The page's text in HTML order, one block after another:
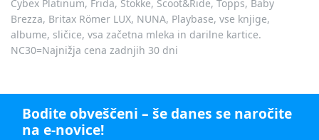
Cybex Platinum, Frida, Stokke, Scoot&Ride, Topps, Baby
Brezza, Britax Römer LUX, NUNA, Playbase, vse knjige,
albume, sličice, vsa začetna mleka in darilne kartice.
NC30=Najnižja cena zadnjih 30 dni
Bodite obveščeni – še danes se naročite
na e-novice!